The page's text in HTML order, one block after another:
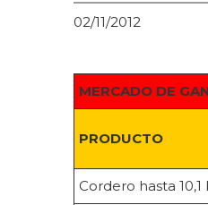
02/11/2012
MERCADO DE
PRODUCTO
Cordero hasta 10,1